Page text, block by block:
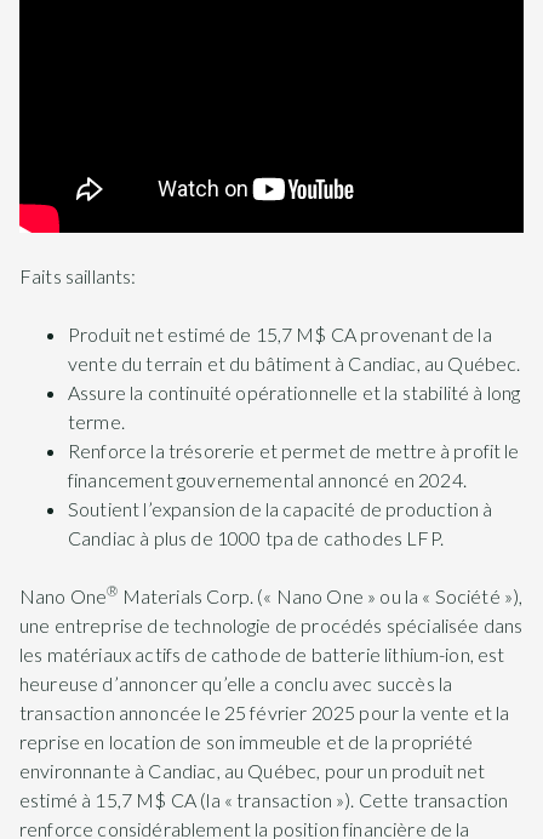
Faits saillants:
Produit net estimé de 15,7 M$ CA provenant de la
vente du terrain et du bâtiment à Candiac, au Québec.
Assure la continuité opérationnelle et la stabilité à long
terme.
Renforce la trésorerie et permet de mettre à profit le
financement gouvernemental annoncé en 2024.
Soutient l’expansion de la capacité de production à
Candiac à plus de 1000 tpa de cathodes LFP.
Nano One® Materials Corp. (« Nano One » ou la « Société »),
une entreprise de technologie de procédés spécialisée dans
les matériaux actifs de cathode de batterie lithium-ion, est
heureuse d’annoncer qu’elle a conclu avec succès la
transaction annoncée le 25 février 2025 pour la vente et la
reprise en location de son immeuble et de la propriété
environnante à Candiac, au Québec, pour un produit net
estimé à 15,7 M$ CA (la « transaction »). Cette transaction
renforce considérablement la position financière de la